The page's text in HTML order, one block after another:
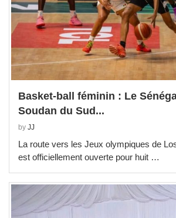
Basket-ball féminin : Le
Soudan du Sud...
by JJ
La route vers les Jeux olympiques de
est officiellement ouverte pour huit …